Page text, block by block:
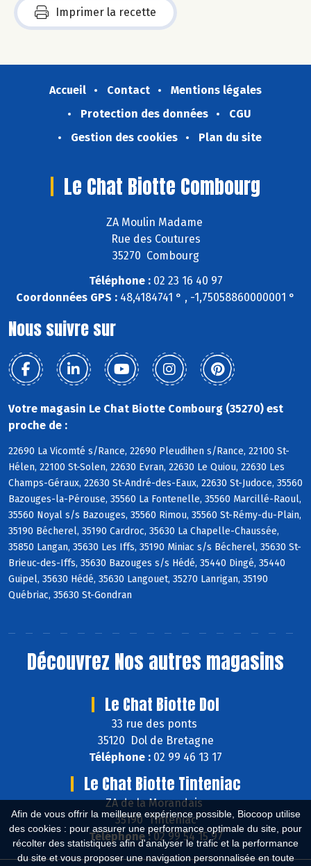
Afin de vous offrir la meilleure expérience possible, Biocoop utilise
des cookies : pour assurer une performance optimale du site, pour
récolter des statistiques afin d'analyser le trafic et la performance
du site et vous proposer une navigation personnalisée en toute
Imprimer la recette
Accueil Contact
Mentions légales
Protection des données
CGU
Gestion des cookies
Plan du site
Le Chat Biotte Combourg
ZA Moulin Madame
Rue des Coutures
35270 Combourg
Téléphone :02 23 16 40 97
Coordonnées GPS : 48,4184741 ° , -1,75058860000001 °
Nous suivre sur
Votre magasin Le Chat Biotte Combourg (35270) est
proche de :
22690 La Vicomté s/Rance, 22690 Pleudihen s/Rance, 22100 St-
Hélen, 22100 St-Solen, 22630 Evran, 22630 Le Quiou, 22630 Les
Champs-Géraux, 22630 St-André-des-Eaux, 22630 St-Judoce, 35560
Bazouges-la-Pérouse, 35560 La Fontenelle, 35560 Marcillé-Raoul,
35560 Noyal s/s Bazouges, 35560 Rimou, 35560 St-Rémy-du-Plain,
35190 Bécherel, 35190 Cardroc, 35630 La Chapelle-Chaussée,
35850 Langan, 35630 Les Iffs, 35190 Miniac s/s Bécherel, 35630 St-
Brieuc-des-Iffs, 35630 Bazouges s/s Hédé, 35440 Dingé, 35440
Guipel, 35630 Hédé, 35630 Langouet, 35270 Lanrigan, 35190
Québriac, 35630 St-Gondran
Découvrez Nos autres magasins
Le Chat Biotte Dol
33 rue des ponts
35120 Dol de Bretagne
Téléphone : 02 99 46 13 17
Le Chat Biotte Tinteniac
ZA de la Morandais
35190 Tinténiac
Téléphone :02 99 54 15 97